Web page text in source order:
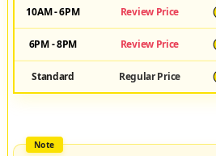
10AM - 6PM Review Price
6PM - 8PM Review Price
Standard Regular Price